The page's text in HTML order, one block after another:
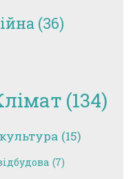
(36)
(134)
(15)
(7)